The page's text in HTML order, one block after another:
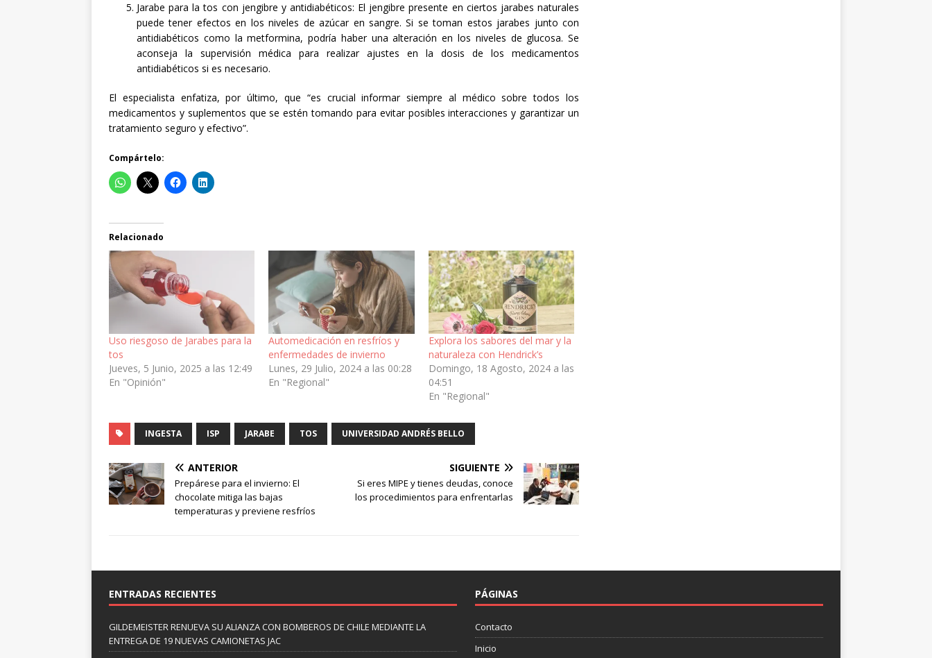
Jarabe para la tos con jengibre y antidiabéticos: El jengibre presente en ciertos jarabes naturales
puede tener efectos en los niveles de azúcar en sangre. Si se toman estos jarabes junto con
antidiabéticos como la metformina, podría haber una alteración en los niveles de glucosa. Se
aconseja la supervisión médica para realizar ajustes en la dosis de los medicamentos
antidiabéticos si es necesario.
El especialista enfatiza, por último, que “es crucial informar siempre al médico sobre todos los
medicamentos y suplementos que se estén tomando para evitar posibles interacciones y garantizar un
tratamiento seguro y efectivo”.
Compártelo:
Relacionado
Uso riesgoso de Jarabes para la
tos
Jueves, 5 Junio, 2025 a las 12:49
En "Opinión"
Automedicación en resfríos y
enfermedades de invierno
Lunes, 29 Julio, 2024 a las 00:28
En "Regional"
Explora los sabores del mar y la
naturaleza con Hendrick’s
Domingo, 18 Agosto, 2024 a las
04:51
En "Regional"
INGESTA ISP JARABE TOS UNIVERSIDAD ANDRÉS BELLO
ANTERIOR
Prepárese para el invierno: El
chocolate mitiga las bajas
temperaturas y previene resfríos
SIGUIENTE
Si eres MIPE y tienes deudas, conoce
los procedimientos para enfrentarlas
ENTRADAS RECIENTES
GILDEMEISTER RENUEVA SU ALIANZA CON BOMBEROS DE CHILE MEDIANTE LA
ENTREGA DE 19 NUEVAS CAMIONETAS JAC
PÁGINAS
Contacto
Inicio